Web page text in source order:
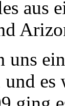
aus
uns
und es